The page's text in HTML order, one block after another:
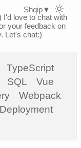
I'd love to chat with
your feedback on
Let's chat:)
TypeScript
SQL
Vue
Webpack
Deployment
Shqip▼